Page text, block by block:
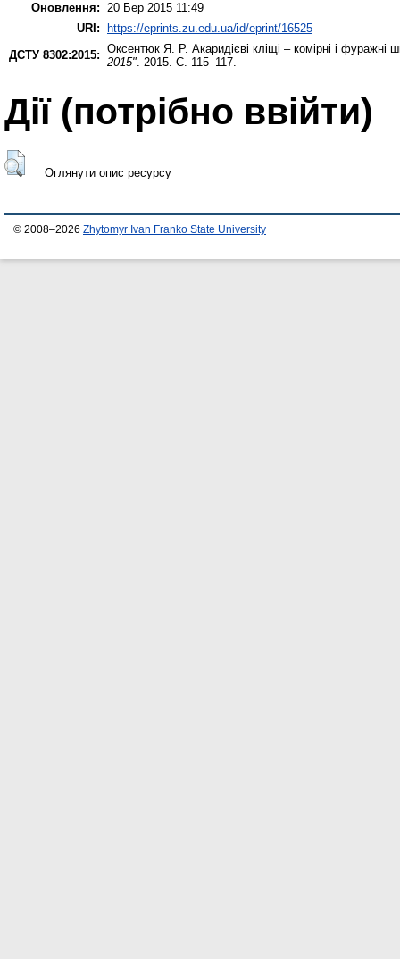
Оновлення: 20 Бер 2015 11:49
URI:
https://eprints.zu.edu.ua/id/eprint/16525
ДСТУ 8302:2015: Оксентюк Я. Р. Акаридієві кліщі – комірні і фуражні
2015". 2015. С. 115–117.
Дії ​​(потрібно ввійти)
Оглянути опис ресурсу
© 2008–2026 Zhytomyr Ivan Franko State University